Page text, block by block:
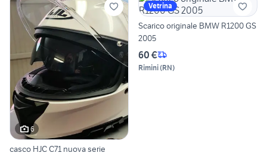
6
casco HJC C71 nuova serie
Vetrina
Scarico originale BMW R1200 GS
2005
60 €
Rimini(RN)